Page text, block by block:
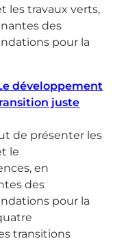
les travaux verts,
des
pour la
développement
juste
de présenter les
le
en
des
pour la
transitions